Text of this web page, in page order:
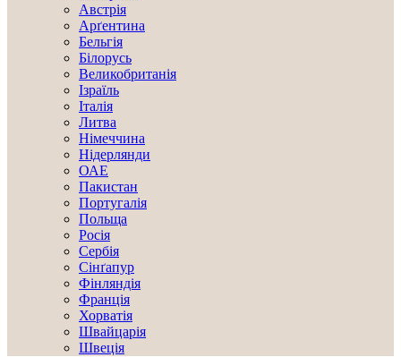
Австрія
Арґентина
Бельгія
Білорусь
Великобританія
Ізраїль
Італія
Литва
Німеччина
Нідерлянди
ОАЕ
Пакистан
Португалія
Польща
Росія
Сербія
Сінґапур
Фінляндія
Франція
Хорватія
Швайцарія
Швеція